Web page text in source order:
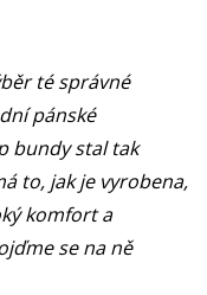
té správné
pánské
bundy stal tak
to, jak je vyrobena,
komfort a
se na ně